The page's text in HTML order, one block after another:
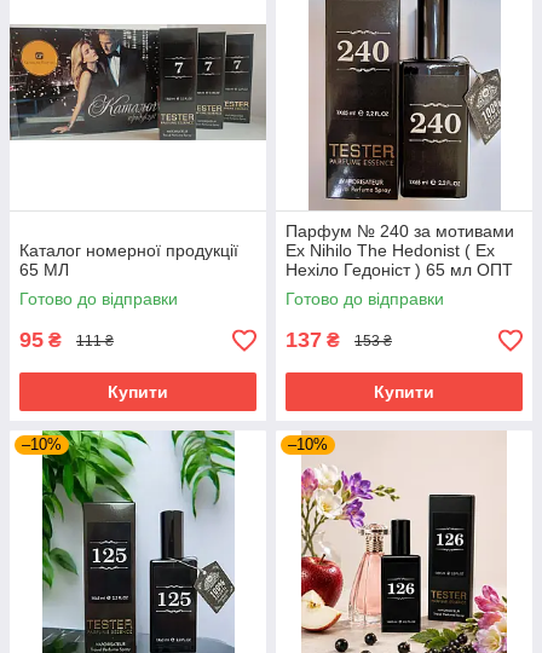
Каталог номерної продукції
65 МЛ
Готово до відправки
95 ₴ 111 ₴
Купити
Парфум № 240 за мотивами
Ex Nihilo The Hedonist ( Ех
Нехіло Гедоніст ) 65 мл ОПТ
Готово до відправки
137 ₴ 153 ₴
Купити
–10% –10%